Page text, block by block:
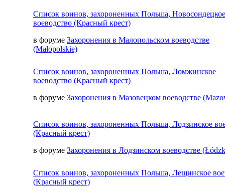
Список воинов, захороненных Польша, Новосондецкое
воеводство (Красный крест)
в форуме Захоронения в Малопольском воеводстве
(Małopolskie)
Список воинов, захороненных Польша, Ломжинское
воеводство (Красный крест)
в форуме Захоронения в Мазовецком воеводстве
Список воинов, захороненных Польша, Лодзинское
(Красный крест)
в форуме Захоронения в Лодзинском воеводстве
Список воинов, захороненных Польша, Лещинское
(Красный крест)